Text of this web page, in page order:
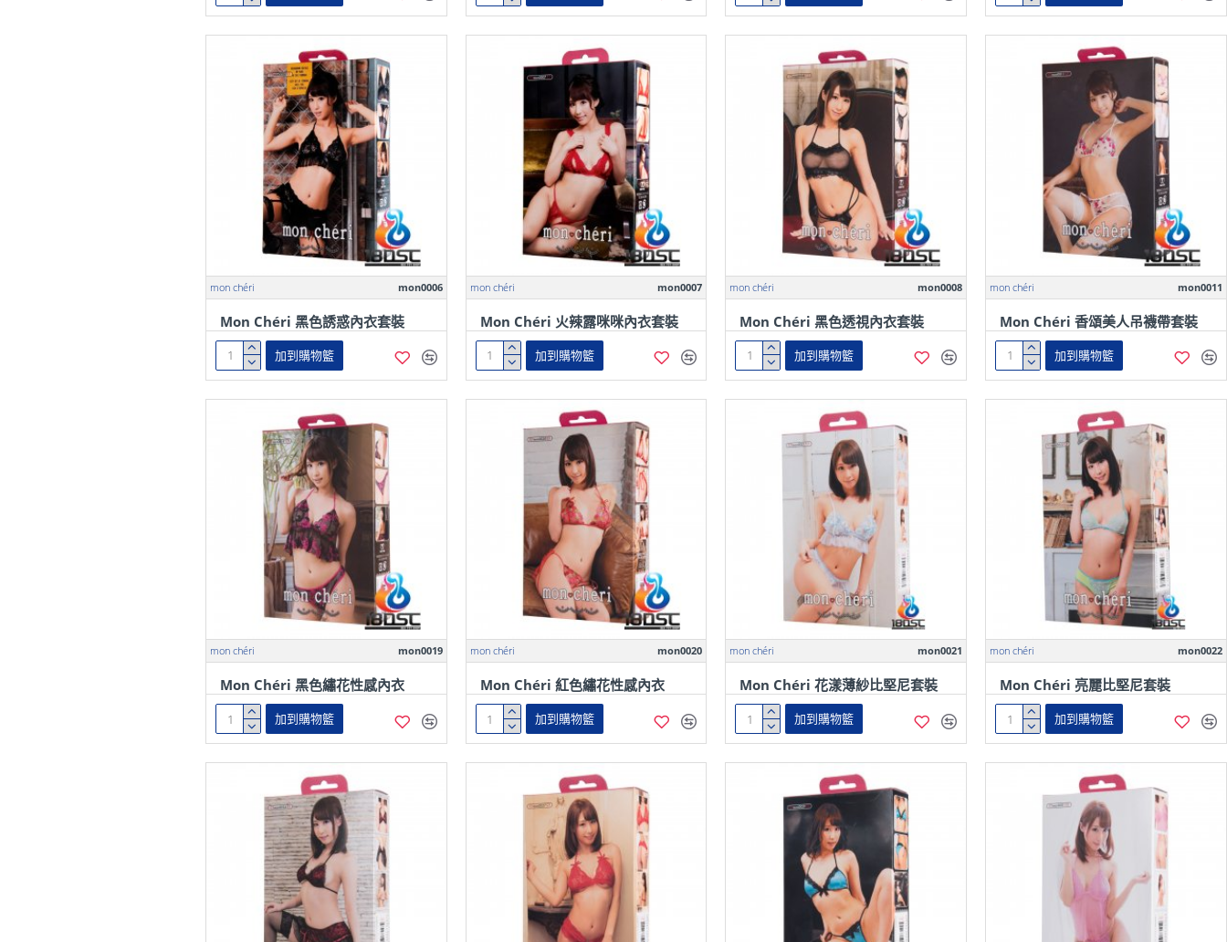
mon chéri mon0006
Mon Chéri 黑色誘惑內衣套裝
加到購物籃
mon chéri mon0007
Mon Chéri 火辣露咪咪內衣套裝
加到購物籃
mon chéri mon0008
Mon Chéri 黑色透視內衣套裝
加到購物籃
mon chéri mon0011
Mon Chéri 香頌美人吊襪帶套裝
加到購物籃
mon chéri mon0019
Mon Chéri 黑色繡花性感內衣
加到購物籃
mon chéri mon0020
Mon Chéri 紅色繡花性感內衣
加到購物籃
mon chéri mon0021
Mon Chéri 花漾薄紗比堅尼套裝
加到購物籃
mon chéri mon0022
Mon Chéri 亮麗比堅尼套裝
加到購物籃